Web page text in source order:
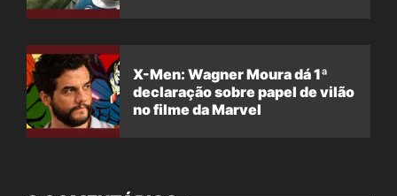
X-Men: Wagner Moura dá 1ª
declaração sobre papel de vilão
no filme da Marvel